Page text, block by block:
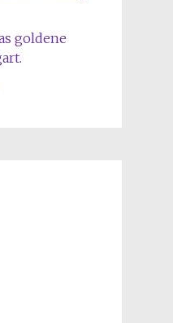
goldene